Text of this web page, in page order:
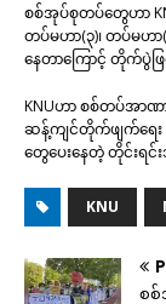
စစ်အုပ်စုတပ်တွေဟာ
တပ်မဟာ(၃)၊ တပ်မဟာ
နေတာကြောင့် တိုက်ပွဲဖ
KNUဟာ စစ်တပ်အာ
ဆန့်ကျင်တိုက်ဖျက်ရ
တွေပေးနေတဲ့ တိုင်းရ
KNU
စ